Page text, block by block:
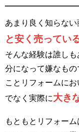
あまり良く知らな
と安く売ってい
そんな経験は誰し
分になって嫌なもの
ことリフォームに
でなく実際に大き
もともとリフォー